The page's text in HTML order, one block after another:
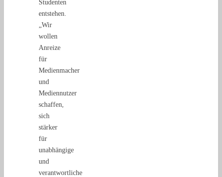
Studenten
entstehen.
„Wir
wollen
Anreize
für
Medienmacher
und
Mediennutzer
schaffen,
sich
stärker
für
unabhängige
und
verantwortliche